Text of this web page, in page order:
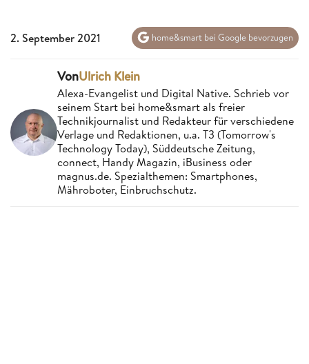
2. September 2021 home&smart bei Google bevorzugen
VonUlrich Klein
Alexa-Evangelist und Digital Native. Schrieb vor
seinem Start bei home&smart als freier
Technikjournalist und Redakteur für verschiedene
Verlage und Redaktionen, u.a. T3 (Tomorrow's
Technology Today), Süddeutsche Zeitung,
connect, Handy Magazin, iBusiness oder
magnus.de. Spezialthemen: Smartphones,
Mähroboter, Einbruchschutz.